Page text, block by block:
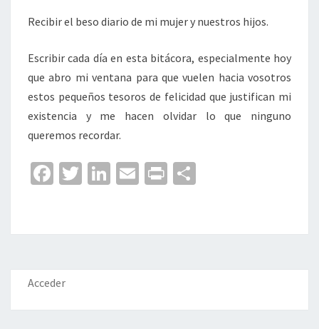
Recibir el beso diario de mi mujer y nuestros hijos.
Escribir cada día en esta bitácora, especialmente hoy
que abro mi ventana para que vuelen hacia vosotros
estos pequeños tesoros de felicidad que justifican mi
existencia y me hacen olvidar lo que ninguno
queremos recordar.
Fa
o
o
k
T
er
Li
dI
n
E
l
Pr
p
ar
Acceder